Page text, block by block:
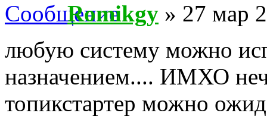
Romikgy » 27 мар
любую систему можно
назначением.... ИМХО
топикстартер можно